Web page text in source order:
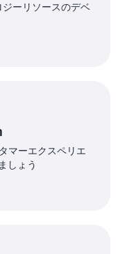
ーリソースのデベ
マーエクスペリエ
しょう